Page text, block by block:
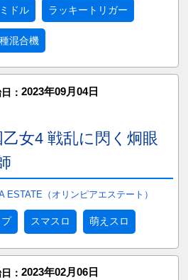
ドル ラッキートリガー
混合機
： 2023年09月04日
乙女4 戦乱に閃く炯眼
ESTATE（オリンピアエステート）
プ スマスロ 萌えスロ
： 2023年02月06日